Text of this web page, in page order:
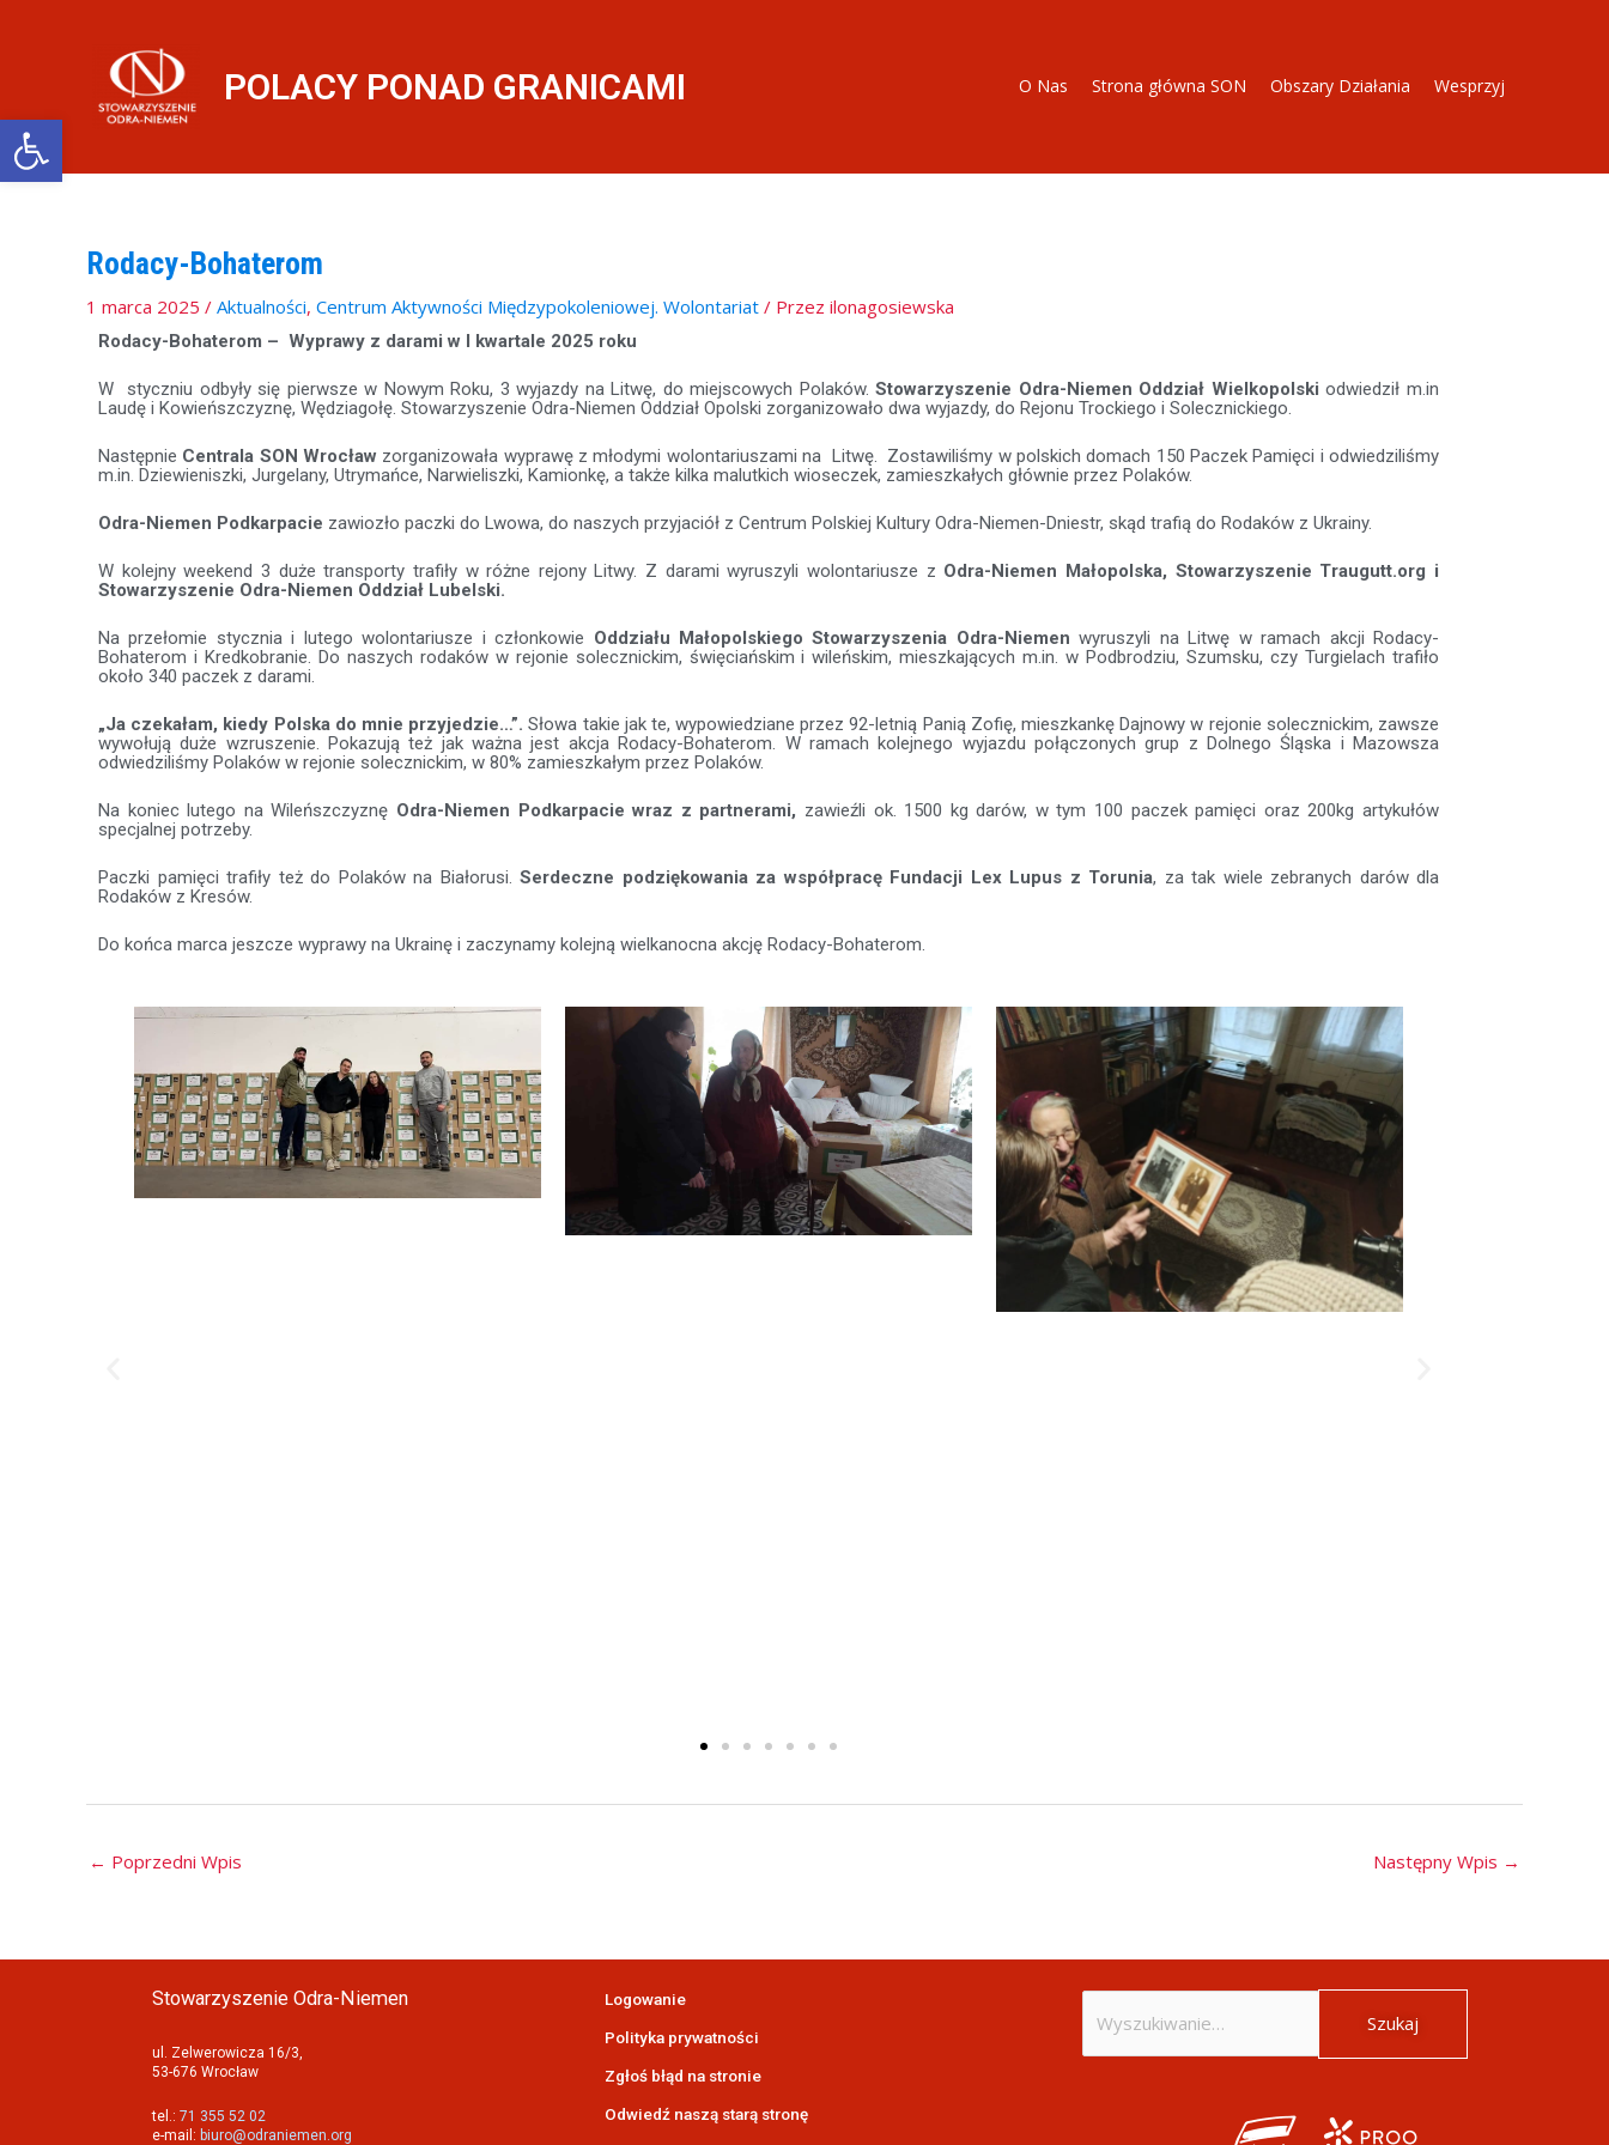
Otwórz pasek narzędzi
POLACY PONAD GRANICAMI O Nas Strona główna SON Obszary Działania Wesprzyj
Rodacy-Bohaterom
1 marca 2025 / Aktualności, Centrum Aktywności Międzypokoleniowej. Wolontariat / Przez ilonagosiewska
Rodacy-Bohaterom – Wyprawy z darami w I kwartale 2025 roku
W styczniu odbyły się pierwsze w Nowym Roku, 3 wyjazdy na Litwę, do miejscowych Polaków.Stowarzyszenie Odra-Niemen Oddział Wielkopolski odwiedził m.in
Laudę i Kowieńszczyznę, Wędziagołę. Stowarzyszenie Odra-Niemen Oddział Opolski zorganizowało dwa wyjazdy, do Rejonu Trockiego i Solecznickiego.
Następnie Centrala SON Wrocław zorganizowała wyprawę z młodymi wolontariuszami na Litwę. Zostawiliśmy w polskich domach 150 Paczek Pamięci i odwiedziliśmy
m.in. Dziewieniszki, Jurgelany, Utrymańce, Narwieliszki, Kamionkę, a także kilka malutkich wioseczek, zamieszkałych głównie przez Polaków.
Odra-Niemen Podkarpacie zawiozło paczki do Lwowa, do naszych przyjaciół z Centrum Polskiej Kultury Odra-Niemen-Dniestr, skąd trafią do Rodaków z Ukrainy.
W kolejny weekend 3 duże transporty trafiły w różne rejony Litwy. Z darami wyruszyli wolontariusze z Odra-Niemen Małopolska, Stowarzyszenie Traugutt.org i
Stowarzyszenie Odra-Niemen Oddział Lubelski.
Na przełomie stycznia i lutego wolontariusze i członkowie Oddziału Małopolskiego Stowarzyszenia Odra-Niemen wyruszyli na Litwę w ramach akcji Rodacy-
Bohaterom i Kredkobranie. Do naszych rodaków w rejonie solecznickim, święciańskim i wileńskim, mieszkających m.in. w Podbrodziu, Szumsku, czy Turgielach trafiło
około 340 paczek z darami.
„Ja czekałam, kiedy Polska do mnie przyjedzie…”. Słowa takie jak te, wypowiedziane przez 92-letnią Panią Zofię, mieszkankę Dajnowy w rejonie solecznickim, zawsze
wywołują duże wzruszenie. Pokazują też jak ważna jest akcja Rodacy-Bohaterom. W ramach kolejnego wyjazdu połączonych grup z Dolnego Śląska i Mazowsza
odwiedziliśmy Polaków w rejonie solecznickim, w 80% zamieszkałym przez Polaków.
Na koniec lutego na Wileńszczyznę Odra-Niemen Podkarpacie wraz z partnerami, zawieźli ok. 1500 kg darów, w tym 100 paczek pamięci oraz 200kg artykułów
specjalnej potrzeby.
Paczki pamięci trafiły też do Polaków na Białorusi. Serdeczne podziękowania za współpracę Fundacji Lex Lupus z Torunia, za tak wiele zebranych darów dla
Rodaków z Kresów.
Do końca marca jeszcze wyprawy na Ukrainę i zaczynamy kolejną wielkanocna akcję Rodacy-Bohaterom.
← Poprzedni Wpis Następny Wpis →
Stowarzyszenie Odra-Niemen
ul. Zelwerowicza 16/3,
53-676 Wrocław
tel.: 71 355 52 02
e-mail: biuro@odraniemen.org
Logowanie
Polityka prywatności
Zgłoś błąd na stronie
Odwiedź naszą starą stronę
Szukaj
dla: